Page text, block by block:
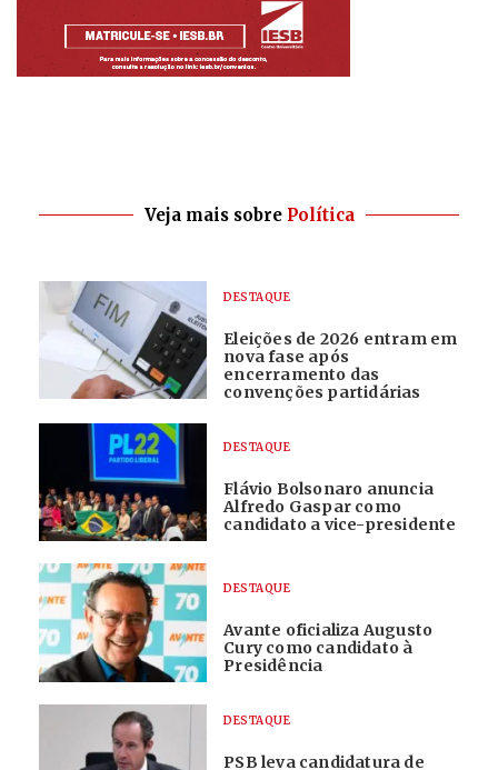
Veja mais sobre Política
DESTAQUE
Eleições de 2026 entram em
nova fase após
encerramento das
convenções partidárias
DESTAQUE
Flávio Bolsonaro anuncia
Alfredo Gaspar como
candidato a vice-presidente
DESTAQUE
Avante oficializa Augusto
Cury como candidato à
Presidência
DESTAQUE
PSB leva candidatura de